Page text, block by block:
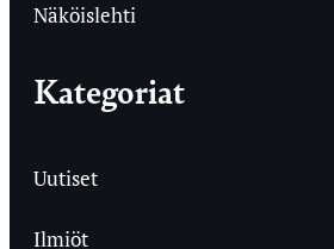
Näköislehti
Kategoriat
Uutiset
Ilmiöt